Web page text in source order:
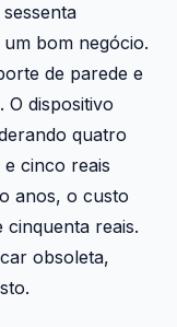
bom negócio.
de parede e
O dispositivo
quatro
cinco reais
anos, o custo
cinquenta reais.
obsoleta,